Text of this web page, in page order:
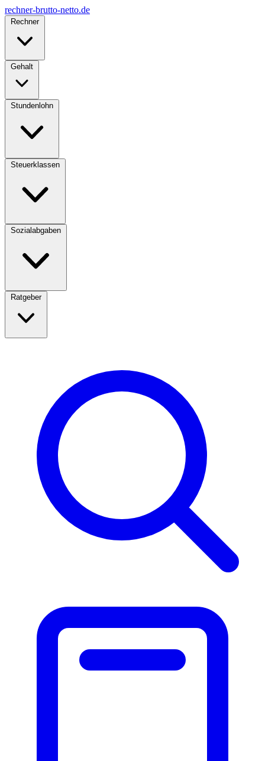
rechner-brutto-netto.de
Rechner
Gehalt
Stundenlohn
Steuerklassen
Sozialabgaben
Ratgeber